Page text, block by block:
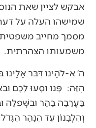
אבקש לציין שאת
שמישהו העלה על
מסמך מחייב
משמעותו הצהרתית.
ה׳ אֱ-לֹהֵינוּ דִּבֶּר
הַזֶּה: פְּנוּ וּסְעוּ לָכֶם
בָּעֲרָבָה בָהָר וּבַשְּׁפֵלָה
וְהַלְּבָנוֹן עַד הַנָּהָר